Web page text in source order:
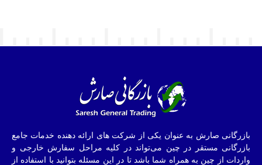
بازرگانی صارش به عنوان یکی از شرکت های ارائه دهنده خدمات جامع
بازرگانی مستقر در چین می‌تواند در کلیه مراحل سفارش خارجی و
واردات از چین به همراه شما باشد تا در این مسئله بتوانید با استفاده از